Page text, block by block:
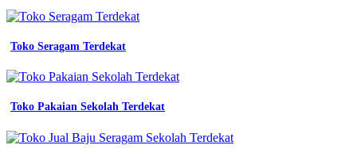
Konveksi
Kerja
Bandung
konveksi
kerja
Toko Seragam Terdekat
Toko Pakaian Sekolah Terdekat